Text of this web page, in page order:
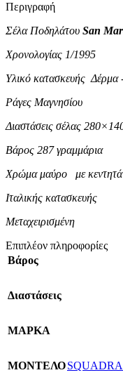
Περιγραφή
Σέλα Ποδηλάτου San
Χρονολογίας 1/1995
Υλικό κατασκευής Δέρμα
Ράγες Μαγνησίου
Διαστάσεις σέλας
Βάρος 287 γραμμάρια
Χρώμα μαύρο με
Ιταλικής κατασκευής
Μεταχειρισμένη
Επιπλέον πληροφορίες
Βάρος
Διαστάσεις
ΜΑΡΚΑ
ΜΟΝΤΕΛΟ